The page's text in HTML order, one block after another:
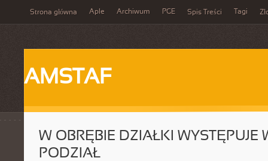
Strona główna Aple Archiwum PGE Spis Treści Tagi
AMSTAF
W OBRĘBIE DZIAŁKI WYSTĘPUJE
PODZIAŁ